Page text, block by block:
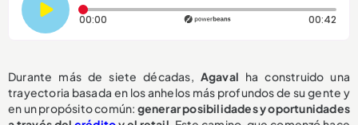
00:00 Tiempo transcurrido: 0 segundos 00:42
Durante más de siete décadas, Agaval ha construido una
trayectoria basada en los anhelos más profundos de su gente y
en un propósito común: generar posibilidades y oportunidades